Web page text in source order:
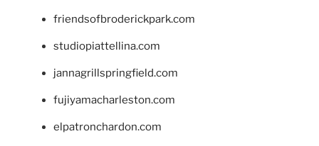
friendsofbroderickpark.com
studiopiattellina.com
jannagrillspringfield.com
fujiyamacharleston.com
elpatronchardon.com